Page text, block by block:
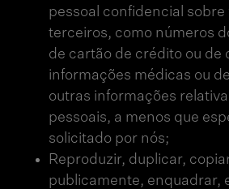
pessoal confidencial sobre
terceiros, como números
de cartão de crédito ou de
informações médicas ou
outras informações
pessoais, a menos que
solicitado por nós;
Reproduzir, duplicar,
publicamente, enquadrar,